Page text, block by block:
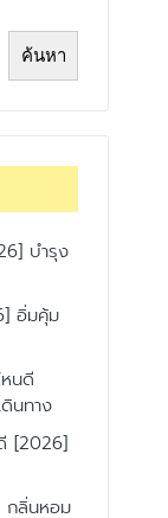
ค้นหา
บำรุง
อิ่มคุ้ม
นดี
นทาง
[2026]
กลิ่นหอม